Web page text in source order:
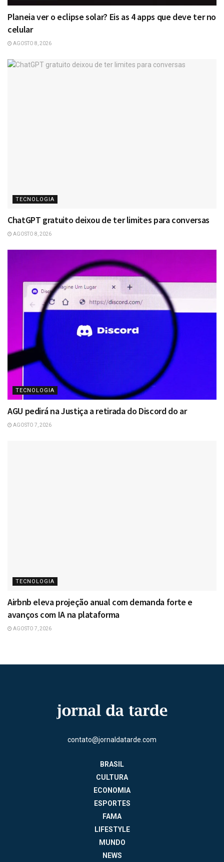
Planeia ver o eclipse solar? Eis as 4 apps que deve ter no
celular
AGOSTO 8, 2026
TECNOLOGIA
ChatGPT gratuito deixou de ter limites para conversas
AGOSTO 8, 2026
TECNOLOGIA
AGU pedirá na Justiça a retirada do Discord do ar
AGOSTO 7, 2026
TECNOLOGIA
Airbnb eleva projeção anual com demanda forte e
avanços com IA na plataforma
AGOSTO 7, 2026
contato@jornaldatarde.com
BRASIL
CULTURA
ECONOMIA
ESPORTES
FAMA
LIFESTYLE
MUNDO
NEWS